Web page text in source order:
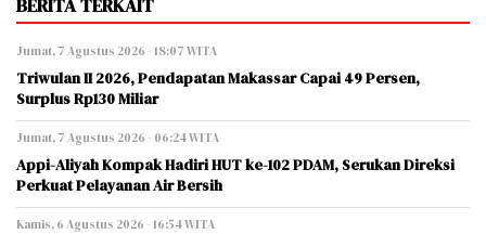
BERITA TERKAIT
Jumat, 7 Agustus 2026 - 18:07 WITA
Triwulan II 2026, Pendapatan Makassar Capai 49 Persen,
Surplus Rp130 Miliar
Jumat, 7 Agustus 2026 - 06:24 WITA
Appi-Aliyah Kompak Hadiri HUT ke-102 PDAM, Serukan Direksi
Perkuat Pelayanan Air Bersih
Kamis, 6 Agustus 2026 - 16:54 WITA